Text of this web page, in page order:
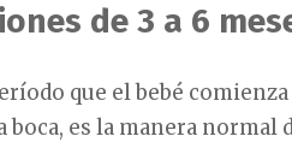
de 3 a 6
que el bebé
boca, es la manera